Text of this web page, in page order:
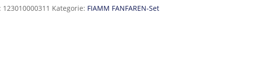
123010000311 Kategorie: FIAMM FANFAREN-Set